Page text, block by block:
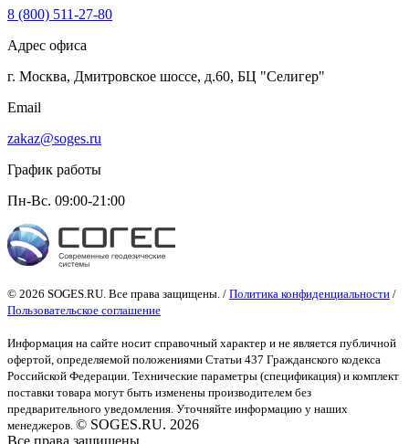
8 (800) 511-27-80
Адрес офиса
г. Москва, Дмитровское шоссе, д.60, БЦ "Селигер"
Email
zakaz@soges.ru
График работы
Пн-Вс. 09:00-21:00
© 2026 SOGES.RU. Все права защищены. / Политика конфиденциальности /
Пользовательское соглашение
Информация на сайте носит справочный характер и не является публичной
офертой, определяемой положениями Статьи 437 Гражданского кодекса
Российской Федерации. Технические параметры (спецификация) и комплект
поставки товара могут быть изменены производителем без
предварительного уведомления. Уточняйте информацию у наших
менеджеров. © SOGES.RU. 2026